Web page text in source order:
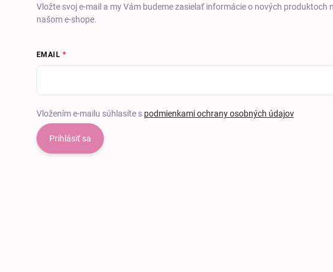
Vložte svoj e-mail a my Vám budeme zasielať informácie o nových produktoch
našom e-shope.
EMAIL
Vložením e-mailu súhlasíte s podmienkami ochrany osobných údajov
Prihlásiť sa